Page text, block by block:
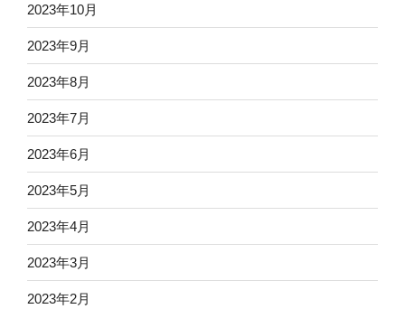
2023年10月
2023年9月
2023年8月
2023年7月
2023年6月
2023年5月
2023年4月
2023年3月
2023年2月